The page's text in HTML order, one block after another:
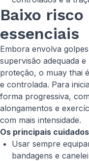
Baixo
essenciais
Embora envolva
supervisão adequada
proteção, o muay thai
e controlada. Para
forma progressiva,
alongamentos e
com mais intensidade.
Os principais
Usar sempre
bandagens e